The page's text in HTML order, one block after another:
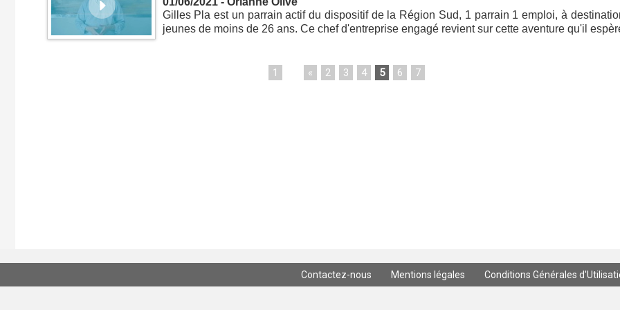
Gilles Pla est un parrain actif du dispositif de la Région Sud, 1 parrain 1 emploi, à
jeunes de moins de 26 ans. Ce chef d'entreprise engagé revient sur cette aventure qu'il
1 « 2 3 4 5 6 7
Contactez-nous Mentions légales Conditions Générales